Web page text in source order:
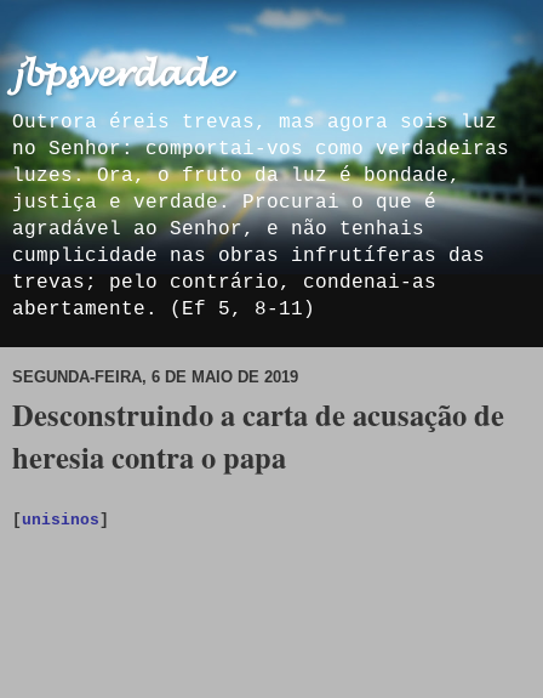
𝓳𝓫𝓹𝓼𝓿𝓮𝓻𝓭𝓪𝓭𝓮
Outrora éreis trevas, mas agora sois luz
no Senhor: comportai-vos como verdadeiras
luzes. Ora, o fruto da luz é bondade,
justiça e verdade. Procurai o que é
agradável ao Senhor, e não tenhais
cumplicidade nas obras infrutíferas das
trevas; pelo contrário, condenai-as
abertamente. (Ef 5, 8-11)
SEGUNDA-FEIRA, 6 DE MAIO DE 2019
Desconstruindo a carta de acusação de
heresia contra o papa
[ unisinos ]